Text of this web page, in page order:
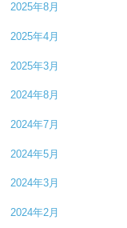
2025年8月
2025年4月
2025年3月
2024年8月
2024年7月
2024年5月
2024年3月
2024年2月